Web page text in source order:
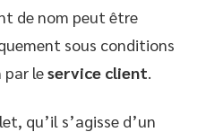
de nom peut être
sous conditions
leservice client.
qu’il s’agisse d’un